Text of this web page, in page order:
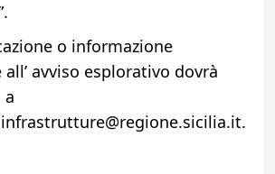
o informazione
avviso esplorativo dovrà
a